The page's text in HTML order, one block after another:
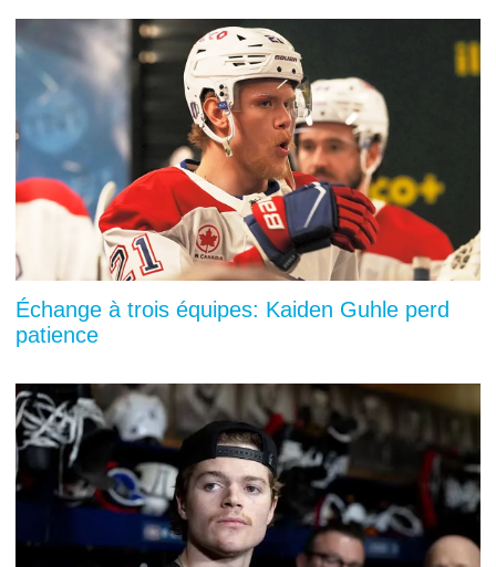
Échange à trois équipes: Kaiden Guhle perd
patience